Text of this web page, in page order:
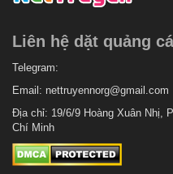
Chapter 51
Chapter 50
Chapter 49
Chapter 48
Chapter 47
Liên hệ dặt quảng
Telegram:
Email: nettruyennorg@gmail.com
Địa chỉ: 19/6/9 Hoàng Xuân Nhị,
Chí Minh